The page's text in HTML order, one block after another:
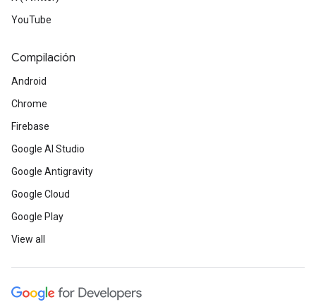
YouTube
Compilación
Android
Chrome
Firebase
Google AI Studio
Google Antigravity
Google Cloud
Google Play
View all